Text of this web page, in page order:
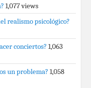
1,077 views
realismo psicológico?
conciertos? 1,063
un problema? 1,058